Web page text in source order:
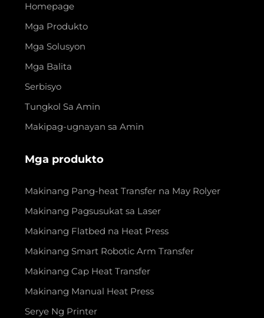
Homepage
Mga Produkto
Mga Solusyon
Mga Balita
Serbisyo
Tungkol Sa Amin
Makipag-ugnayan sa Amin
Mga produkto
Makinang Pang-heat Transfer na May Rolyer
Makinang Pagsusukat sa Laser
Makinang Flatbed na Heat Press
Makinang Smart Robotic Arm Transfer
Makinang Cap Heat Transfer
Makinang Manual Heat Press
Serye Ng Printer